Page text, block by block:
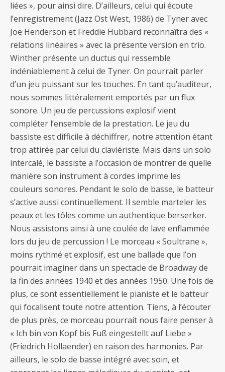
liées », pour ainsi dire. D’ailleurs, celui qui écoute
l’enregistrement (Jazz Ost West, 1986) de Tyner avec
Joe Henderson et Freddie Hubbard reconnaîtra des «
relations linéaires » avec la présente version en trio.
Winther présente un ductus qui ressemble
indéniablement à celui de Tyner. On pourrait parler
d’un jeu puissant sur les touches. En tant qu’auditeur,
nous sommes littéralement emportés par un flux
sonore. Un jeu de percussions explosif vient
compléter l’ensemble de la prestation. Le jeu du
bassiste est difficile à déchiffrer, notre attention étant
trop attirée par celui du claviériste. Mais dans un solo
intercalé, le bassiste a l’occasion de montrer de quelle
manière son instrument à cordes imprime les
couleurs sonores. Pendant le solo de basse, le batteur
s’active aussi continuellement. Il semble marteler les
peaux et les tôles comme un authentique berserker.
Nous assistons ainsi à une coulée de lave enflammée
lors du jeu de percussion ! Le morceau « Soultrane »,
moins rythmé et explosif, est une ballade que l’on
pourrait imaginer dans un spectacle de Broadway de
la fin des années 1940 et des années 1950. Une fois de
plus, ce sont essentiellement le pianiste et le batteur
qui focalisent toute notre attention. Tiens, à l’écouter
de plus près, ce morceau pourrait nous faire penser à
« Ich bin von Kopf bis Fuß eingestellt auf Liebe »
(Friedrich Hollaender) en raison des harmonies. Par
ailleurs, le solo de basse intégré avec soin, et